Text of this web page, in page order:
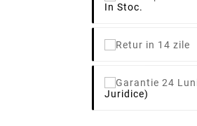
In Stoc.
Juridice)